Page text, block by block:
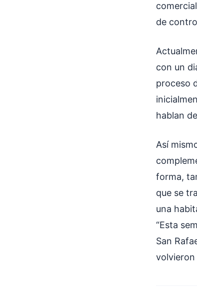
de
con un
proceso
hablan
Así
forma,
que se
una
“Esta
San
volvieron